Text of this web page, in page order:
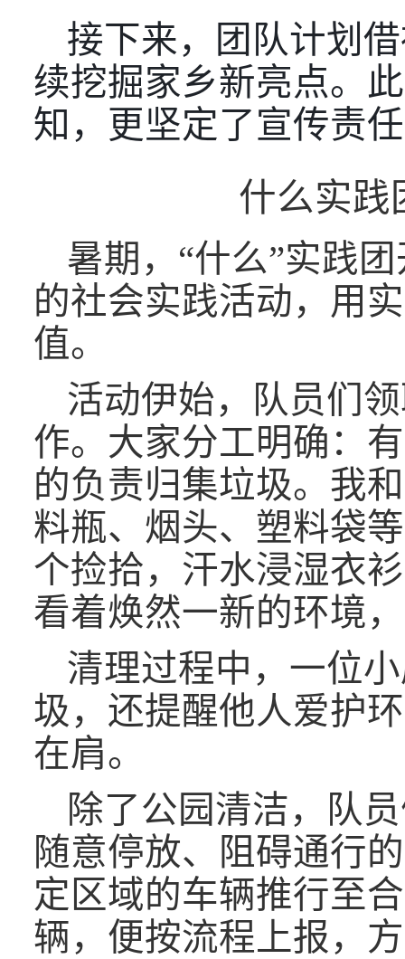
接下来，团队计划
续挖掘家乡新亮点。
知，更坚定了宣传责
什么实践
暑期， “什么”实践
的社会实践活动，用
值。
活动伊始，队员们
作。大家分工明确：
的负责归集垃圾。我
料瓶、烟头、塑料袋
个捡拾，汗水浸湿衣
看着焕然一新的环境
清理过程中，一位
圾，还提醒他人爱护
在肩。
除了公园清洁，队
随意停放、阻碍通行
定区域的车辆推行至
辆，便按流程上报，